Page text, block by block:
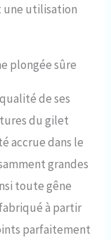
une utilisation
plongée sûre
de ses
du gilet
accrue dans le
grandes
toute gêne
à partir
parfaitement